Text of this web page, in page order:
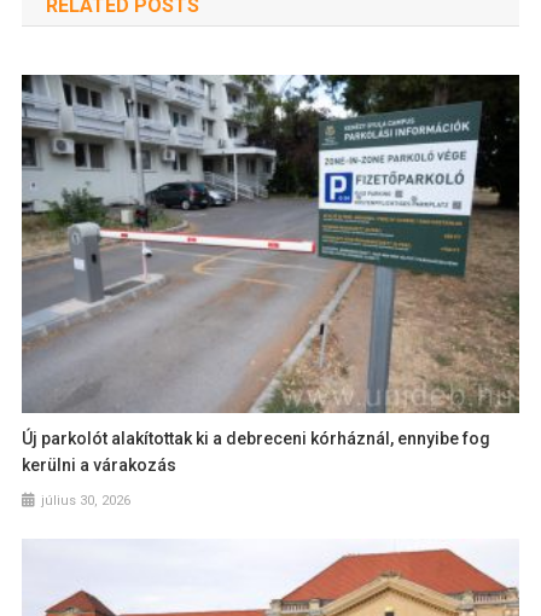
RELATED POSTS
Új parkolót alakítottak ki a debreceni kórháznál, ennyibe fog
kerülni a várakozás
július 30, 2026